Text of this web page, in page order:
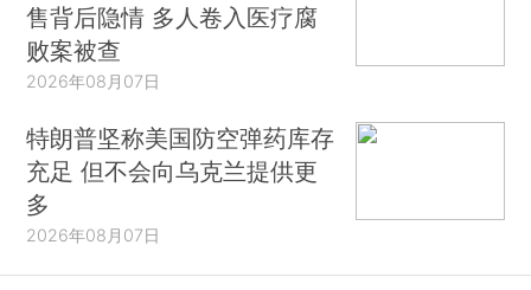
售背后隐情 多人卷入医疗腐
败案被查
2026年08月07日
特朗普坚称美国防空弹药库存
充足 但不会向乌克兰提供更
多
2026年08月07日